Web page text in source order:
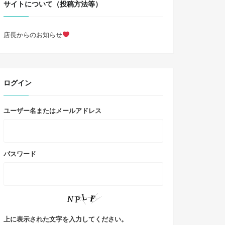
サイトについて（投稿方法等）
店長からのお知らせ
ログイン
ユーザー名またはメールアドレス
パスワード
上に表示された文字を入力してください。